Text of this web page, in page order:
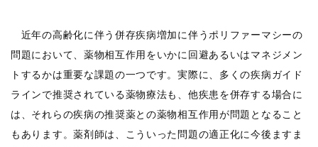
近年の高齢化に伴う併存疾病増加に伴うポリファーマシーの
問題において、薬物相互作用をいかに回避あるいはマネジメン
トするかは重要な課題の一つです。実際に、多くの疾病ガイド
ラインで推奨されている薬物療法も、他疾患を併存する場合に
は、それらの疾病の推奨薬との薬物相互作用が問題となること
もあります。薬剤師は、こういった問題の適正化に今後ますま